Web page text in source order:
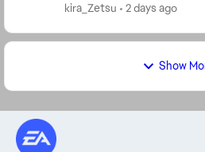
kira_Zetsu 2 days ago
Show